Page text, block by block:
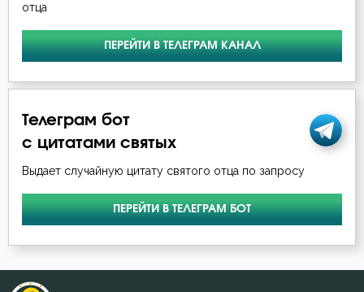
Искушение
Исповедь
Исправление
Истина
Крест
Крещение
отца
ПЕРЕЙТИ В ТЕЛЕГРАМ КАНАЛ
Телеграм бот
с цитатами святых
Выдает случайную цитату святого отца по запросу
ПЕРЕЙТИ В ТЕЛЕГРАМ БОТ